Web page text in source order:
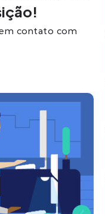
contato com